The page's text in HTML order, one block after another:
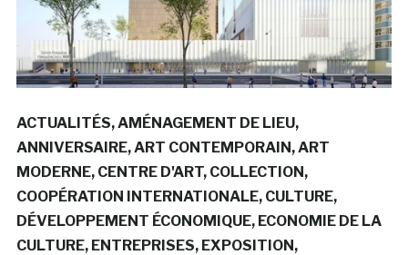
ACTUALITÉS AMÉNAGEMENT DE LIEU
ANNIVERSAIRE ART CONTEMPORAIN ART
MODERNE CENTRE D'ART COLLECTION
COOPÉRATION INTERNATIONALE CULTURE
DÉVELOPPEMENT ÉCONOMIQUE ECONOMIE DE LA
CULTURE ENTREPRISES EXPOSITION